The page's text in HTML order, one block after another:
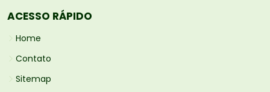
ACESSO RÁPIDO
Home
Contato
Sitemap